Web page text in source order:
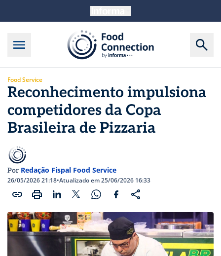
Food Service
Reconhecimento impulsiona
competidores da Copa
Brasileira de Pizzaria
Por Redação Fispal Food Service
26/05/2026 21:18•Atualizado em 25/06/2026 16:33